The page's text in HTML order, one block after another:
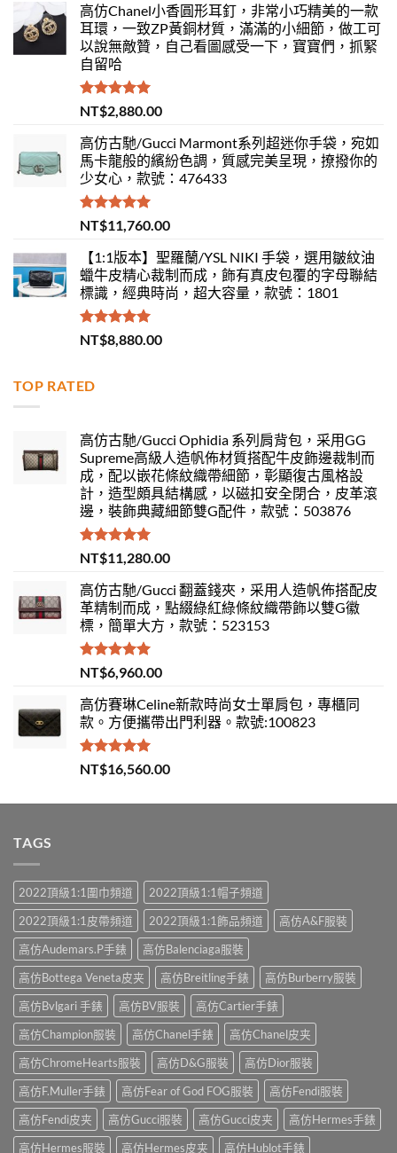
高仿Chanel小香圓形耳釘，非常小巧精美的一款
耳環，一致ZP黃銅材質，滿滿的小細節，做工可
以說無敵贊，自己看圖感受一下，寶寶們，抓緊
自留哈
評分 5.00
滿分 5
NT$2,880.00
高仿古馳/Gucci Marmont系列超迷你手袋，宛如
馬卡龍般的繽紛色調，質感完美呈現，撩撥你的
少女心，款號：476433
評分5.00
滿分 5
NT$11,760.00
【1:1版本】聖羅蘭/YSL NIKI 手袋，選用皺紋油
蠟牛皮精心裁制而成，飾有真皮包覆的字母聯結
標識，經典時尚，超大容量，款號：1801
評分 5.00
滿分 5
NT$8,880.00
TOP RATED
高仿古馳/Gucci Ophidia 系列肩背包，采用GG
Supreme高級人造帆佈材質搭配牛皮飾邊裁制而
成，配以嵌花條紋織帶細節，彰顯復古風格設
計，造型頗具結構感，以磁扣安全閉合，皮革滾
邊，裝飾典藏細節雙G配件，款號：503876
評分5.00
滿分 5
NT$11,280.00
高仿古馳/Gucci 翻蓋錢夾，采用人造帆佈搭配皮
革精制而成，點綴綠紅綠條紋織帶飾以雙G徽
標，簡單大方，款號：523153
評分 5.00
滿分 5
NT$6,960.00
高仿賽琳Celine新款時尚女士單肩包，專櫃同
款。方便攜帶出門利器。款號:100823
評分5.00
滿分 5
NT$16,560.00
TAGS
2022頂級1:1圍巾頻道
2022頂級1:1帽子頻道
2022頂級1:1皮帶頻道
2022頂級1:1飾品頻道
高仿A&F服裝
高仿Audemars.P手錶
高仿Balenciaga服裝
高仿Bottega Veneta皮夹
高仿Breitling手錶
高仿Burberry服裝
高仿Bvlgari 手錶
高仿BV服裝
高仿Cartier手錶
高仿Champion服裝
高仿Chanel手錶
高仿Chanel皮夹
高仿ChromeHearts服裝
高仿D&G服裝
高仿Dior服裝
高仿F.Muller手錶
高仿Fear of God FOG服裝
高仿Fendi服裝
高仿Fendi皮夹
高仿Gucci服裝 高仿Gucci皮夹
高仿Hermes手錶
高仿Hermes服裝
高仿Hermes皮夹 高仿Hublot手錶